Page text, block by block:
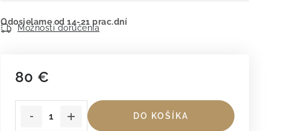
Odosielame od 14-21 prac.dní
Možnosti doručenia
80 €
DO KOŠÍKA